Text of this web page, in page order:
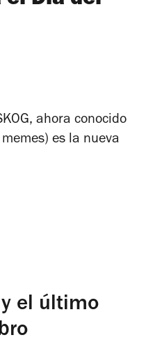
ahora conocido
es la nueva
el último